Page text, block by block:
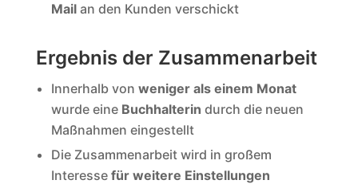
Mailan den Kunden verschickt
Ergebnis der Zusammenarbeit
Innerhalb von weniger als einem Monat
wurde eine Buchhalterin durch die neuen
Maßnahmen eingestellt
Die Zusammenarbeit wird in großem
Interesse für weitere Einstellungen